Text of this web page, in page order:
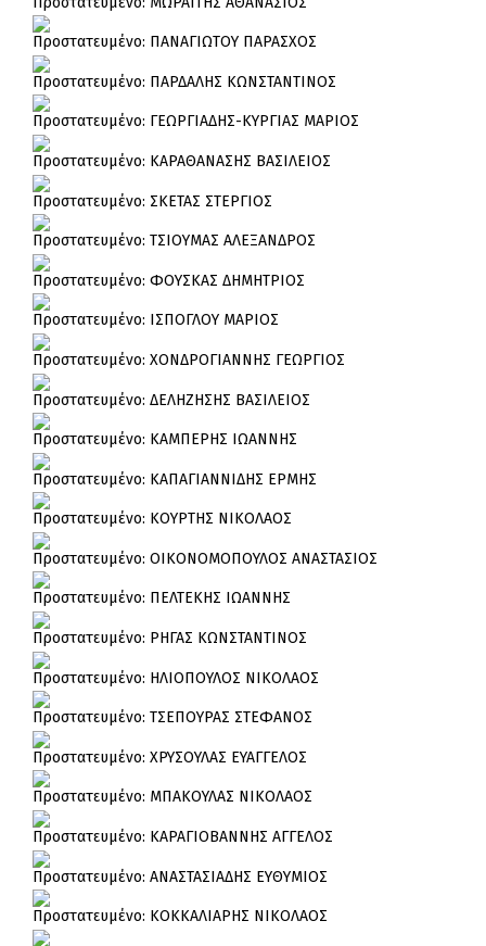
Πρoστατευμένο: ΠΑΝΑΓΙΩΤΟΥ ΠΑΡΑΣΧΟΣ
Πρoστατευμένο: ΠΑΡΔΑΛΗΣ ΚΩΝΣΤΑΝΤΙΝΟΣ
Πρoστατευμένο: ΓΕΩΡΓΙΑΔΗΣ-ΚΥΡΓΙΑΣ ΜΑΡΙΟΣ
Πρoστατευμένο: ΚΑΡΑΘΑΝΑΣΗΣ ΒΑΣΙΛΕΙΟΣ
Πρoστατευμένο: ΣΚΕΤΑΣ ΣΤΕΡΓΙΟΣ
Πρoστατευμένο: ΤΣΙΟΥΜΑΣ ΑΛΕΞΑΝΔΡΟΣ
Πρoστατευμένο: ΦΟΥΣΚΑΣ ΔΗΜΗΤΡΙΟΣ
Πρoστατευμένο: ΙΣΠΟΓΛΟΥ ΜΑΡΙΟΣ
Πρoστατευμένο: ΧΟΝΔΡΟΓΙΑΝΝΗΣ ΓΕΩΡΓΙΟΣ
Πρoστατευμένο: ΔΕΛΗΖΗΣΗΣ ΒΑΣΙΛΕΙΟΣ
Πρoστατευμένο: ΚΑΜΠΕΡΗΣ ΙΩΑΝΝΗΣ
Πρoστατευμένο: ΚΑΠΑΓΙΑΝΝΙΔΗΣ ΕΡΜΗΣ
Πρoστατευμένο: ΚΟΥΡΤΗΣ ΝΙΚΟΛΑΟΣ
Πρoστατευμένο: ΟΙΚΟΝΟΜΟΠΟΥΛΟΣ ΑΝΑΣΤΑΣΙΟΣ
Πρoστατευμένο: ΠΕΛΤΕΚΗΣ ΙΩΑΝΝΗΣ
Πρoστατευμένο: ΡΗΓΑΣ ΚΩΝΣΤΑΝΤΙΝΟΣ
Πρoστατευμένο: ΗΛΙΟΠΟΥΛΟΣ ΝΙΚΟΛΑΟΣ
Πρoστατευμένο: ΤΣΕΠΟΥΡΑΣ ΣΤΕΦΑΝΟΣ
Πρoστατευμένο: ΧΡΥΣΟΥΛΑΣ ΕΥΑΓΓΕΛΟΣ
Πρoστατευμένο: ΜΠΑΚΟΥΛΑΣ ΝΙΚΟΛΑΟΣ
Πρoστατευμένο: ΚΑΡΑΓΙΟΒΑΝΝΗΣ ΑΓΓΕΛΟΣ
Πρoστατευμένο: ΑΝΑΣΤΑΣΙΑΔΗΣ ΕΥΘΥΜΙΟΣ
Πρoστατευμένο: ΚΟΚΚΑΛΙΑΡΗΣ ΝΙΚΟΛΑΟΣ